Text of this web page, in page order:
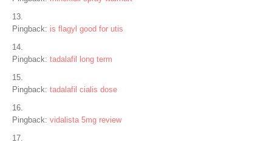
Pingback: is flagyl good for utis
Pingback: tadalafil long term
Pingback: tadalafil cialis dose
Pingback: vidalista 5mg review